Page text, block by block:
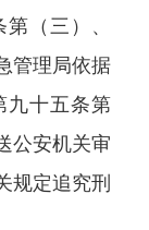
（三）、
管理局依据
九十五条第
公安机关审
规定追究刑